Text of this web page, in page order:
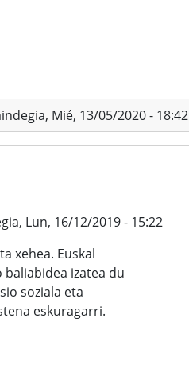
Mié, 13/05/2020 - 18:42
Lun, 16/12/2019 - 15:22
xehea. Euskal
izatea du
soziala eta
eskuragarri.